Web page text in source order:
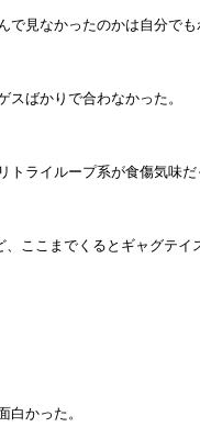
で見なかったのかは自分で
ばかりで合わなかった。
トライループ系が食傷気味
ここまでくるとギャグテイ
白かった。